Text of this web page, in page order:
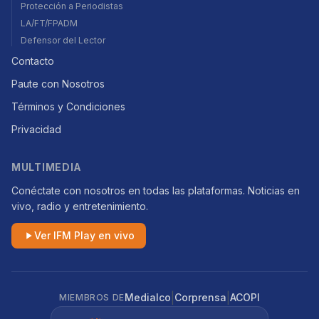
Protección a Periodistas
LA/FT/FPADM
Defensor del Lector
Contacto
Paute con Nosotros
Términos y Condiciones
Privacidad
MULTIMEDIA
Conéctate con nosotros en todas las plataformas. Noticias en
vivo, radio y entretenimiento.
Ver IFM Play en vivo
MIEMBROS DEMedialco Corprensa ACOPI